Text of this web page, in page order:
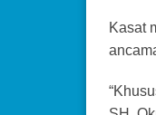
Kasat